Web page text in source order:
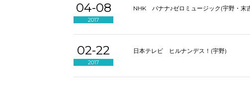
04-08
2017
NHK バナナ♪ゼロミュージック(宇野・末
02-22
2017
日本テレビ ヒルナンデス！(宇野)